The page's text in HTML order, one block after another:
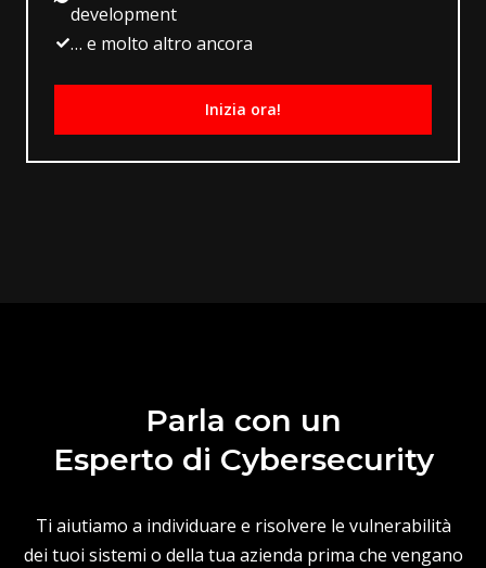
development
… e molto altro ancora
Inizia ora!
Parla con un
Esperto di Cybersecurity
Ti aiutiamo a individuare e risolvere le vulnerabilità
dei tuoi sistemi o della tua azienda prima che vengano